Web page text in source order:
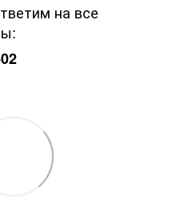
на все